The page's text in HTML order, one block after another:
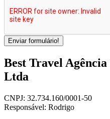
Enviar formulário!
Best Travel
Ltda
CNPJ: 32.734.160/0001-50
Responsável: Rodrigo